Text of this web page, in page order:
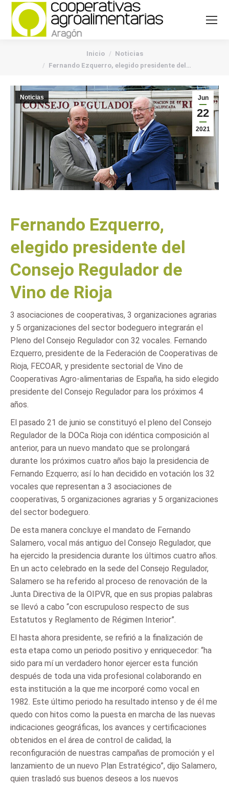
Inicio
Noticias
Fernando Ezquerro, elegido presidente del…
Jun
22
2021
Noticias
Fernando Ezquerro,
elegido presidente del
Consejo Regulador de
Vino de Rioja
3 asociaciones de cooperativas, 3 organizaciones agrarias
y 5 organizaciones del sector bodeguero integrarán el
Pleno del Consejo Regulador con 32 vocales. Fernando
Ezquerro, presidente de la Federación de Cooperativas de
Rioja, FECOAR, y presidente sectorial de Vino de
Cooperativas Agro-alimentarias de España, ha sido elegido
presidente del Consejo Regulador para los próximos 4
años.
El pasado 21 de junio se constituyó el pleno del Consejo
Regulador de la DOCa Rioja con idéntica composición al
anterior, para un nuevo mandato que se prolongará
durante los próximos cuatro años bajo la presidencia de
Fernando Ezquerro; así lo han decidido en votación los 32
vocales que representan a 3 asociaciones de
cooperativas, 5 organizaciones agrarias y 5 organizaciones
del sector bodeguero.
De esta manera concluye el mandato de Fernando
Salamero, vocal más antiguo del Consejo Regulador, que
ha ejercido la presidencia durante los últimos cuatro años.
En un acto celebrado en la sede del Consejo Regulador,
Salamero se ha referido al proceso de renovación de la
Junta Directiva de la OIPVR, que en sus propias palabras
se llevó a cabo “con escrupuloso respecto de sus
Estatutos y Reglamento de Régimen Interior”.
El hasta ahora presidente, se refirió a la finalización de
esta etapa como un periodo positivo y enriquecedor: “ha
sido para mí un verdadero honor ejercer esta función
después de toda una vida profesional colaborando en
esta institución a la que me incorporé como vocal en
1982. Este último periodo ha resultado intenso y de él me
quedo con hitos como la puesta en marcha de las nuevas
indicaciones geográficas, los avances y certificaciones
obtenidos en el área de control de calidad, la
reconfiguración de nuestras campañas de promoción y el
lanzamiento de un nuevo Plan Estratégico”, dijo Salamero,
quien trasladó sus buenos deseos a los nuevos